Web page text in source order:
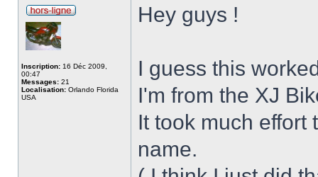
Inscription: 16 Déc 2009,
00:47
Messages: 21
Localisation: Orlando Florida
USA
Hey guys !
I guess this
I'm from the XJ
It took much effort
name.